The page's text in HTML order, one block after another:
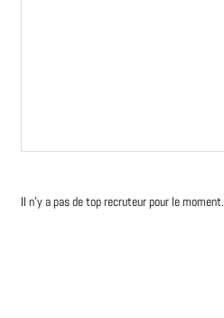
Il n'y a pas de top recruteur pour le moment.